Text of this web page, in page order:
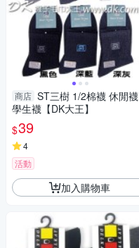
商店 ST三樹 1/2棉襪 休閒襪
學生襪【DK大王】
$39
4
活動
加入購物車